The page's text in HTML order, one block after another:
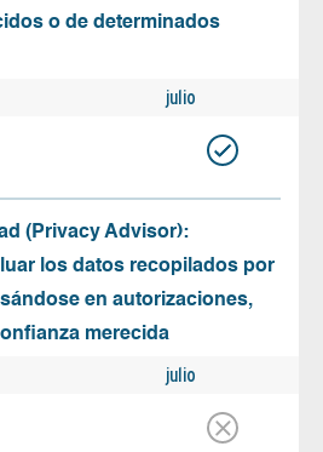
o de determinados
julio
(Privacy Advisor):
los datos recopilados por
en autorizaciones,
merecida
julio